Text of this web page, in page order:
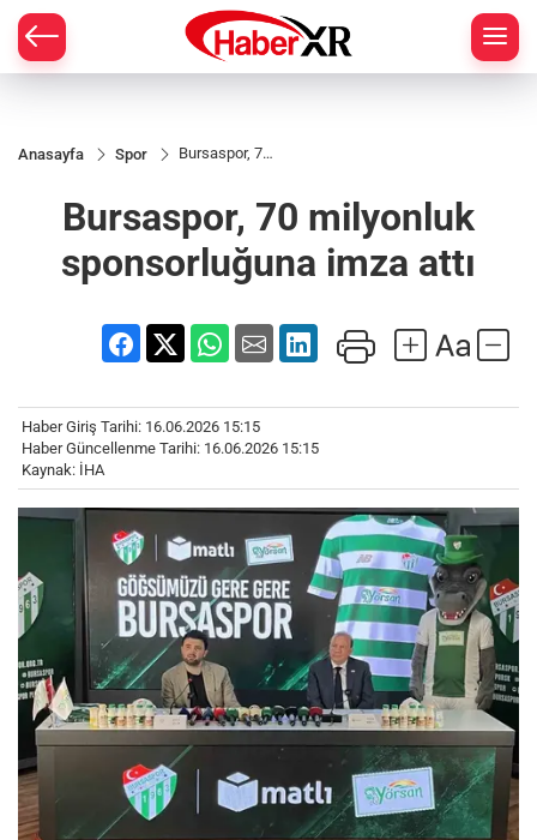
Anasayfa Spor
Bursaspor, 70
imza attı
Bursaspor, 70 milyonluk
sponsorluğuna imza attı
Haber Giriş Tarihi: 16.06.2026 15:15
Haber Güncellenme Tarihi: 16.06.2026 15:15
Kaynak: İHA